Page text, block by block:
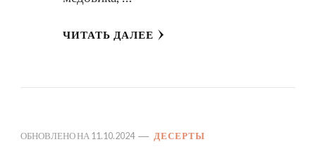
ЧИТАТЬ ДАЛЕЕ
ОБНОВЛЕНО НА 11.10.2024 ДЕСЕРТЫ